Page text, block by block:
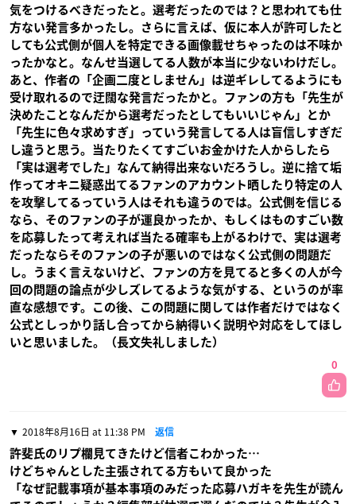
気をつけるべきだったと。選考だったのでは？と思われても仕
方ない発言多かったし。さらに言えば、仮に本人が許可したと
しても公式側が個人を特定できる画像載せちゃったのは不味か
ったかなと。なんせ当選してる人数が本当に少ないわけだし。
あと、作者の「企画二度としません」は逆ギレしてるようにも
受け取れるので迂闊な発言だったかと。ファンの方も「先生が
決めたことなんだから選考だったとしてもいいじゃん」とか
「先生に色々求めすぎ」っていう発言してる人は盲信しすぎだ
し違うと思う。当たりたくてすごいお金かけた人からしたら
「実は選考でした」なんて納得出来ないだろうし。逆に捨て垢
作ってオキニ疑惑出てるファンのアカウント晒したり特定の人
を攻撃してるっていう人はそれも違うのでは。公式側を信じる
なら、そのファンの子が運良かったか、もしくはものすごい数
を応募したって考えれば当たる確率も上がるわけで、実は選考
だったならそのファンの子が悪いのではなく公式側の問題だ
し。うまく言えないけど、ファンの方を見てると多くの人が今
回の問題の論点が少しズレてるような気がする、というのが率
直な感想です。この後、この問題に関しては作者だけではなく
公式としっかり話し合ってから納得いく説明や対応をしてほし
いと思いました。（長文失礼しました）
0
2018年8月16日 at 11:38 PM 返信
許斐氏のリプ欄見てきたけど信者こわかった…
けどちゃんとした主張されてる方もいて良かった
「なぜ記載事項が基本事項のみだった応募ハガキを先生が読ん